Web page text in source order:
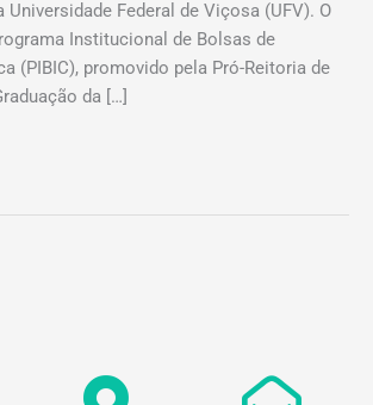
Universidade Federal de Viçosa (UFV). O
Institucional de Bolsas de
(PIBIC), promovido pela Pró-Reitoria de
da […]